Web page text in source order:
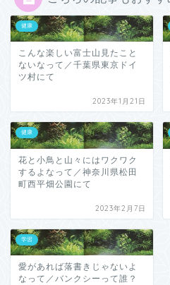
健康
こんな楽しい富士山見たこと
ないなって／千葉県東京ドイ
ツ村にて
2023年1月21日
健康
花と小鳥と山々にはワクワク
するよなって／神奈川県松田
町西平畑公園にて
2023年2月7日
学習
愛があれば落書きじゃないよ
なって／バンクシーって誰？